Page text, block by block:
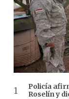
Policía
Roselín y